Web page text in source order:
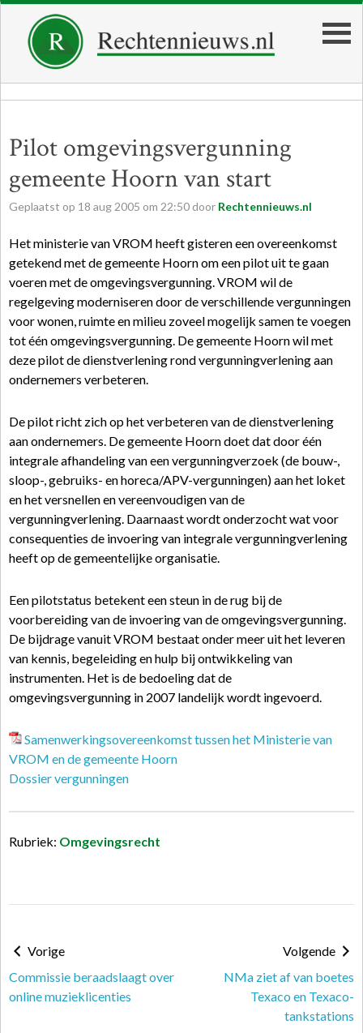
Pilot omgevingsvergunning
gemeente Hoorn van start
Geplaatst op 18 aug 2005 om 22:50 door Rechtennieuws.nl
Het ministerie van VROM heeft gisteren een overeenkomst
getekend met de gemeente Hoorn om een pilot uit te gaan
voeren met de omgevingsvergunning. VROM wil de
regelgeving moderniseren door de verschillende vergunningen
voor wonen, ruimte en milieu zoveel mogelijk samen te voegen
tot één omgevingsvergunning. De gemeente Hoorn wil met
deze pilot de dienstverlening rond vergunningverlening aan
ondernemers verbeteren.
De pilot richt zich op het verbeteren van de dienstverlening
aan ondernemers. De gemeente Hoorn doet dat door één
integrale afhandeling van een vergunningverzoek (de bouw-,
sloop-, gebruiks- en horeca/APV-vergunningen) aan het loket
en het versnellen en vereenvoudigen van de
vergunningverlening. Daarnaast wordt onderzocht wat voor
consequenties de invoering van integrale vergunningverlening
heeft op de gemeentelijke organisatie.
Een pilotstatus betekent een steun in de rug bij de
voorbereiding van de invoering van de omgevingsvergunning.
De bijdrage vanuit VROM bestaat onder meer uit het leveren
van kennis, begeleiding en hulp bij ontwikkeling van
instrumenten. Het is de bedoeling dat de
omgevingsvergunning in 2007 landelijk wordt ingevoerd.
Samenwerkingsovereenkomst tussen het Ministerie van
VROM en de gemeente Hoorn
Dossier vergunningen
Rubriek: Omgevingsrecht
Vorige
Commissie beraadslaagt over
online muzieklicenties
Volgende
NMa ziet af van boetes
Texaco en Texaco-
tankstations